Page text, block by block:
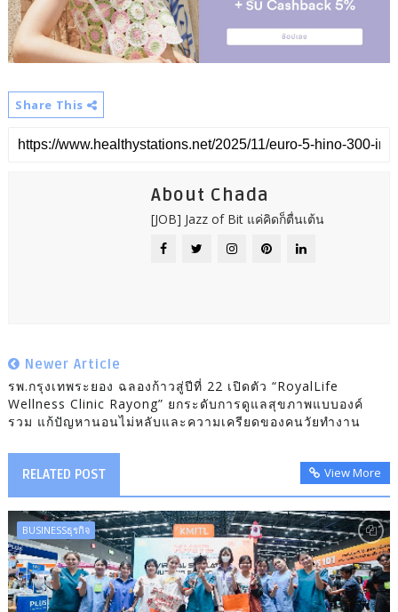
Share This
About Chada
[JOB] Jazz of Bit แค่คิดก็ตื่นเต้น
Newer Article
รพ.กรุงเทพระยอง ฉลองก้าวสู่ปีที่ 22 เปิดตัว “RoyalLife
Wellness Clinic Rayong” ยกระดับการดูแลสุขภาพแบบองค์
รวม แก้ปัญหานอนไม่หลับและความเครียดของคนวัยทำงาน
RELATED POST View More
BUSINESSธุรกิจ